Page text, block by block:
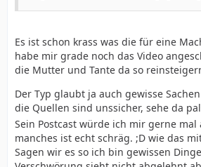
Es ist schon krass was die für eine
habe mir grade noch das Video
die Mutter und Tante da so
Der Typ glaubt ja auch gewisse
die Quellen sind unssicher, sehe da
Sein Postcast würde ich mir gerne mal
manches ist echt schräg. ;D wie das
Sagen wir es so ich bin gewissen